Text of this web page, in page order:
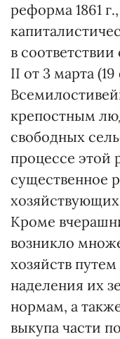
реформа 1861
в
II от 3 марта
крепостным
свободных
процессе
существенное
хозяйствующих
Кроме
возникло
хозяйств
наделения их
нормам, а
выкупа части